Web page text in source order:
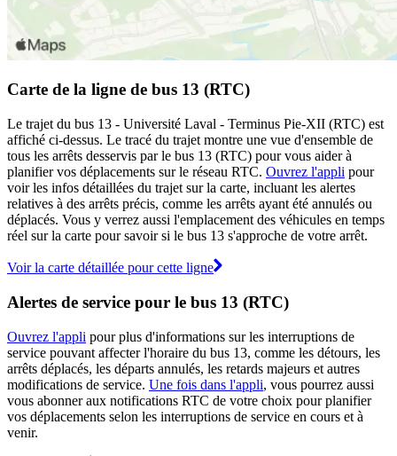
Carte de la ligne de bus 13 (RTC)
Le trajet du bus 13 - Université Laval - Terminus Pie-XII (RTC) est
affiché ci-dessus. Le tracé du trajet montre une vue d'ensemble de
tous les arrêts desservis par le bus 13 (RTC) pour vous aider à
planifier vos déplacements sur le réseau RTC. Ouvrez l'appli pour
voir les infos détaillées du trajet sur la carte, incluant les alertes
relatives à des arrêts précis, comme les arrêts ayant été annulés ou
déplacés. Vous y verrez aussi l'emplacement des véhicules en temps
réel sur la carte pour savoir si le bus 13 s'approche de votre arrêt.
Voir la carte détaillée pour cette ligne
Alertes de service pour le bus 13 (RTC)
Ouvrez l'appli pour plus d'informations sur les interruptions de
service pouvant affecter l'horaire du bus 13, comme les détours, les
arrêts déplacés, les départs annulés, les retards majeurs et autres
modifications de service. Une fois dans l'appli, vous pourrez aussi
vous abonner aux notifications RTC de votre choix pour planifier
vos déplacements selon les interruptions de service en cours et à
venir.